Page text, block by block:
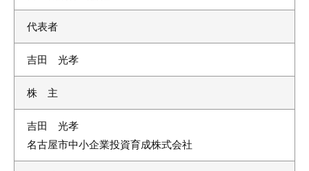
代表者
吉田 光孝
株 主
吉田 光孝
名古屋市中小企業投資育成株式会社